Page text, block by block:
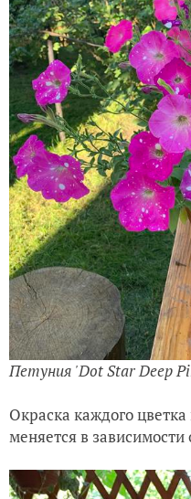
Петуния 'Dot Star Deep
Окраска каждого
меняется в